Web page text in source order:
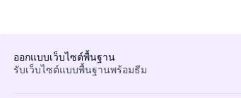
ออกแบบเว็บไซต์พื้นฐาน
รับเว็บไซต์แบบพื้นฐานพร้อมธีม